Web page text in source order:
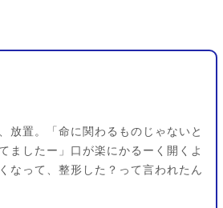
放置。「命に関わるものじゃないと
ましたー」口が楽にかるーく開くよ
なって、整形した？って言われたん